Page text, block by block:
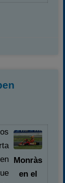
Monràs
en el